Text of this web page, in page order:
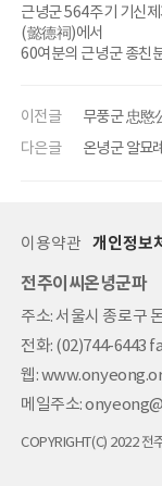
근녕군 564주기 기신
(懿德祠)에서
60여분의 근녕군 종친
이전글
무풍군 忠愍
다은글
온녕군 알묘
이용약관 개인정보
전주이씨온녕군파
주소: 서울시 종로구
전화: (02)744-6443
웹:
메일주소:
COPYRIGHT(C) 2022